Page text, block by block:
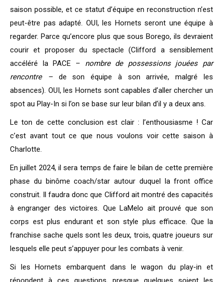
saison possible, et ce statut d’équipe en reconstruction n’est
peut-être pas adapté. OUI, les Hornets seront une équipe à
regarder. Parce qu’encore plus que sous Borego, ils devraient
courir et proposer du spectacle (Clifford a sensiblement
accéléré la PACE – nombre de possessions jouées par
rencontre –de son équipe à son arrivée, malgré les
absences). OUI, les Hornets sont capables d’aller chercher un
spot au Play-In si l’on se base sur leur bilan d’il y a deux ans.
Le ton de cette conclusion est clair : l’enthousiasme ! Car
c’est avant tout ce que nous voulons voir cette saison à
Charlotte.
En juillet 2024, il sera temps de faire le bilan de cette première
phase du binôme coach/star autour duquel la front office
construit. Il faudra donc que Clifford ait montré des capacités
à engranger des victoires. Que LaMelo ait prouvé que son
corps est plus endurant et son style plus efficace. Que la
franchise sache quels sont les deux, trois, quatre joueurs sur
lesquels elle peut s’appuyer pour les combats à venir.
Si les Hornets embarquent dans le wagon du play-in et